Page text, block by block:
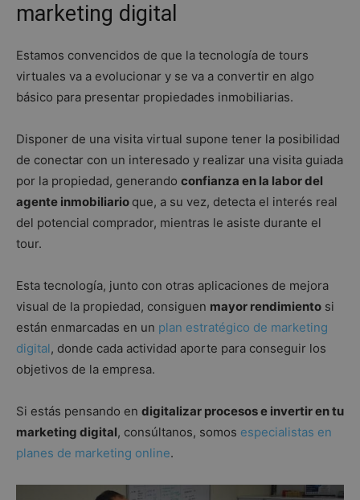
marketing digital
Estamos convencidos de que la tecnología de tours
virtuales va a evolucionar y se va a convertir en algo
básico para presentar propiedades inmobiliarias.
Disponer de una visita virtual supone tener la posibilidad
de conectar con un interesado y realizar una visita guiada
por la propiedad, generando confianza en la labor del
agente inmobiliario que, a su vez, detecta el interés real
del potencial comprador, mientras le asiste durante el
tour.
Esta tecnología, junto con otras aplicaciones de mejora
visual de la propiedad, consiguen mayor rendimiento si
están enmarcadas en un plan estratégico de marketing
digital, donde cada actividad aporte para conseguir los
objetivos de la empresa.
Si estás pensando en digitalizar procesos e invertir en tu
marketing digital, consúltanos, somos especialistas en
planes de marketing online.